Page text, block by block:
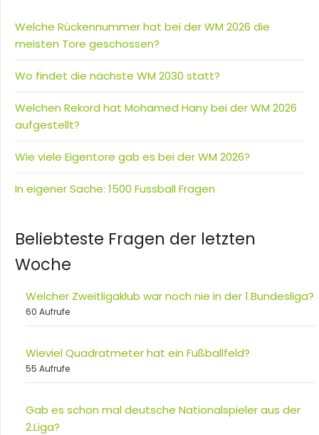
Welche Rückennummer hat bei der WM 2026 die
meisten Tore geschossen?
Wo findet die nächste WM 2030 statt?
Welchen Rekord hat Mohamed Hany bei der WM 2026
aufgestellt?
Wie viele Eigentore gab es bei der WM 2026?
In eigener Sache: 1500 Fussball Fragen
Beliebteste Fragen der letzten
Woche
Welcher Zweitligaklub war noch nie in der 1.Bundesliga?
60 Aufrufe
Wieviel Quadratmeter hat ein Fußballfeld?
55 Aufrufe
Gab es schon mal deutsche Nationalspieler aus der
2.Liga?